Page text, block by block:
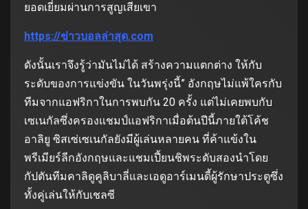
ยอดเยี่ยมผ่านการสูญเสียเขา
https://ข่าวบอลล่าสุด.com
ดังนั้นเราจึงรู้ว่ามันไม่ได้ สร้างความแตกต่าง ให้กับ
ระดับของการแข่งขัน ในวันพรุ่งนี้” อังกฤษไม่แพ้ใครกับ
ทีมจากแอฟริกาในการพบกัน 20 ครั้ง แต่ไม่เคยพบกับ
เซเนกัลซึ่งครองแชมป์แอฟริกาเมื่อต้นปีนี้ภายใต้โค้ช
อาลิยู ซิสเซ่เซเนกัลยังมีผู้เล่นหลายคน ที่ค้าแข้งใน
พรีเมียร์ลีกอังกฤษและแชมเปี้ยนชิพระดับสองนําโดย
กัปตันทีมคาลิดูคูลิบาลี่และเอดูอาร์เมนดี้ผู้รักษาประตูซึ่ง
ทั้งคู่เล่นให้กับเชลซี